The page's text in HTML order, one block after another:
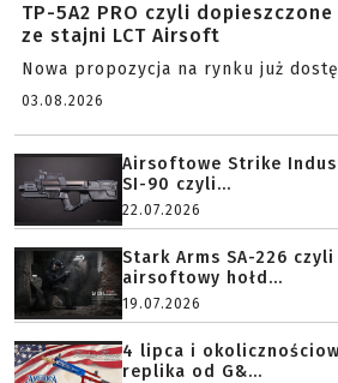
TP-5A2 PRO czyli dopieszczone
ze stajni LCT Airsoft
Nowa propozycja na rynku już
03.08.2026
Airsoftowe Strike
SI-90 czyli...
22.07.2026
Stark Arms SA-226 czyli
airsoftowy hołd...
19.07.2026
4 lipca i
replika od G&...